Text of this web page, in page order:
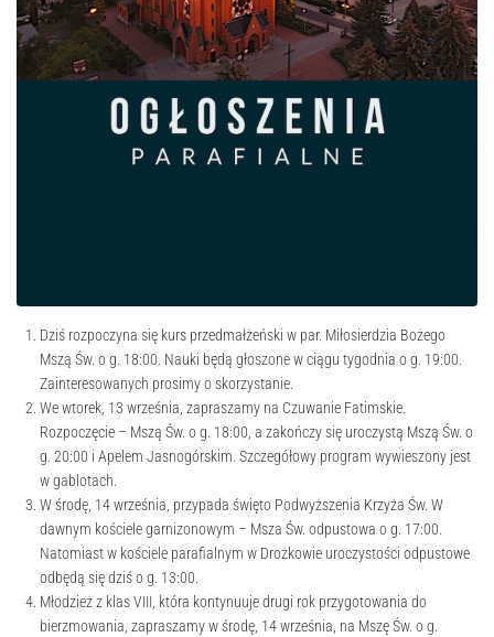
Dziś rozpoczyna się kurs przedmałżeński w par. Miłosierdzia Bożego
Mszą Św. o g. 18:00. Nauki będą głoszone w ciągu tygodnia o g. 19:00.
Zainteresowanych prosimy o skorzystanie.
We wtorek, 13 września, zapraszamy na Czuwanie Fatimskie.
Rozpoczęcie – Mszą Św. o g. 18:00, a zakończy się uroczystą Mszą Św. o
g. 20:00 i Apelem Jasnogórskim. Szczegółowy program wywieszony jest
w gablotach.
W środę, 14 września, przypada święto Podwyższenia Krzyża Św. W
dawnym kościele garnizonowym – Msza Św. odpustowa o g. 17:00.
Natomiast w kościele parafialnym w Drożkowie uroczystości odpustowe
odbędą się dziś o g. 13:00.
Młodzież z klas VIII, która kontynuuje drugi rok przygotowania do
bierzmowania, zapraszamy w środę, 14 września, na Mszę Św. o g.